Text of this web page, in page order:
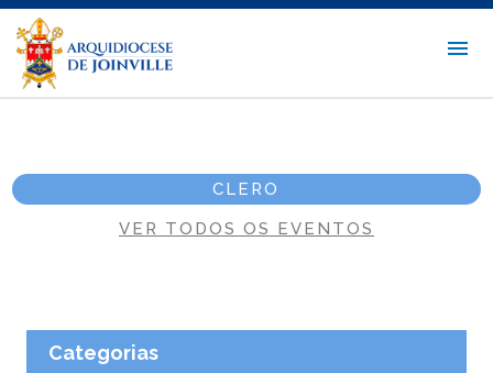
CLERO
VER TODOS OS EVENTOS
Categorias